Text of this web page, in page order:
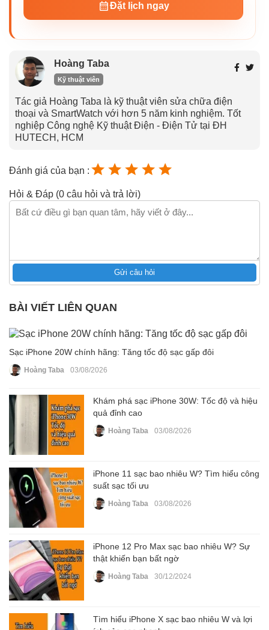
Đặt lịch ngay
Hoàng Taba
Kỹ thuật viên
Tác giả Hoàng Taba là kỹ thuật viên sửa chữa điện
thoại và SmartWatch với hơn 5 năm kinh nghiệm. Tốt
nghiệp Công nghệ Kỹ thuật Điện - Điện Tử tại ĐH
HUTECH, HCM
Đánh giá của bạn :
Hỏi & Đáp (0 câu hỏi và trả lời)
Gửi câu hỏi
BÀI VIẾT LIÊN QUAN
Sạc iPhone 20W chính hãng: Tăng tốc độ sạc gấp đôi
Hoàng Taba 03/08/2026
Khám phá sạc iPhone 30W: Tốc độ và hiệu
quả đỉnh cao
Hoàng Taba 03/08/2026
iPhone 11 sạc bao nhiêu W? Tìm hiểu công
suất sạc tối ưu
Hoàng Taba 03/08/2026
iPhone 12 Pro Max sạc bao nhiêu W? Sự
thật khiến bạn bất ngờ
Hoàng Taba 30/12/2024
Tìm hiểu iPhone X sạc bao nhiêu W và lợi